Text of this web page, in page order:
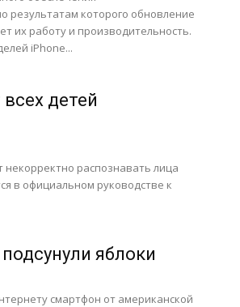
результатам которого обновление
их работу и производительность.
iPhone...
детей
некорректно распознавать лица
в официальном руководстве к
яблоки
смартфон от американской